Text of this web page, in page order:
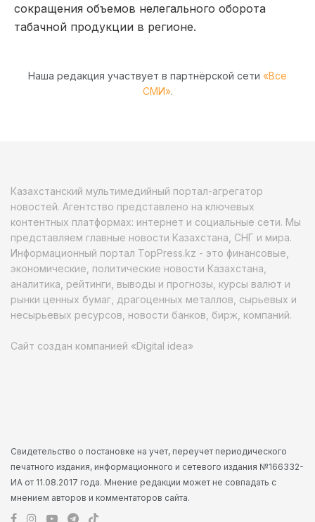
сокращения объемов нелегального оборота
табачной продукции в регионе.
Наша редакция участвует в партнёрской сети «Все
СМИ».
Казахстанский мультимедийный портал-агрегатор
новостей. Агентство представлено на ключевых
контентных платформах: интернет и социальные сети. Мы
представляем главные новости Казахстана, СНГ и мира.
Информационный портал TopPress.kz - это финансовые,
экономические, политические новости Казахстана,
аналитика, рейтинги, выводы и прогнозы, курсы валют и
рынки ценных бумаг, драгоценных металлов, сырьевых и
несырьевых ресурсов, новости банков, бирж, компаний.
Сайт создан компанией «Digital idea»
Свидетельство о постановке на учет, переучет периодического
печатного издания, информационного и сетевого издания №166332-
ИА от 11.08.2017 года. Мнение редакции может не совпадать с
мнением авторов и комментаторов сайта.